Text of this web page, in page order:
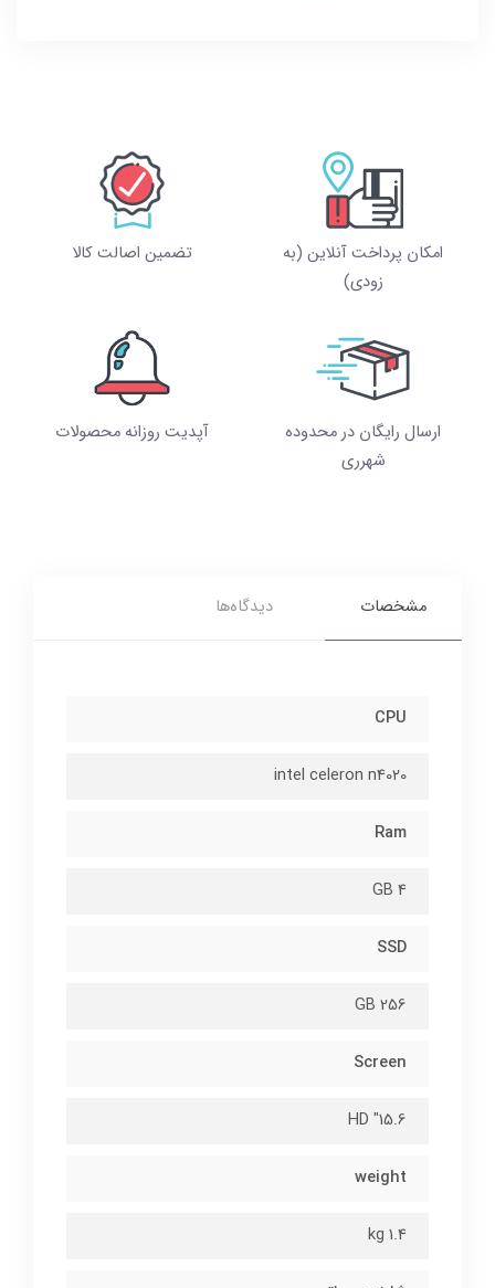
امکان پرداخت آنلاین (به
زودی)
تضمین اصالت کالا
ارسال رایگان در محدوده
شهرری
آپدیت روزانه محصولات
مشخصات دیدگاه‌ها
CPU
intel celeron n4020
Ram
4 GB
SSD
256 GB
Screen
15.6" HD
weight
1.4 kg